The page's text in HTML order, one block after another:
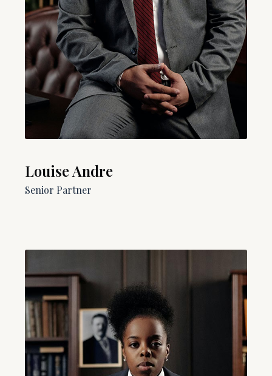
Louise Andre
Senior Partner